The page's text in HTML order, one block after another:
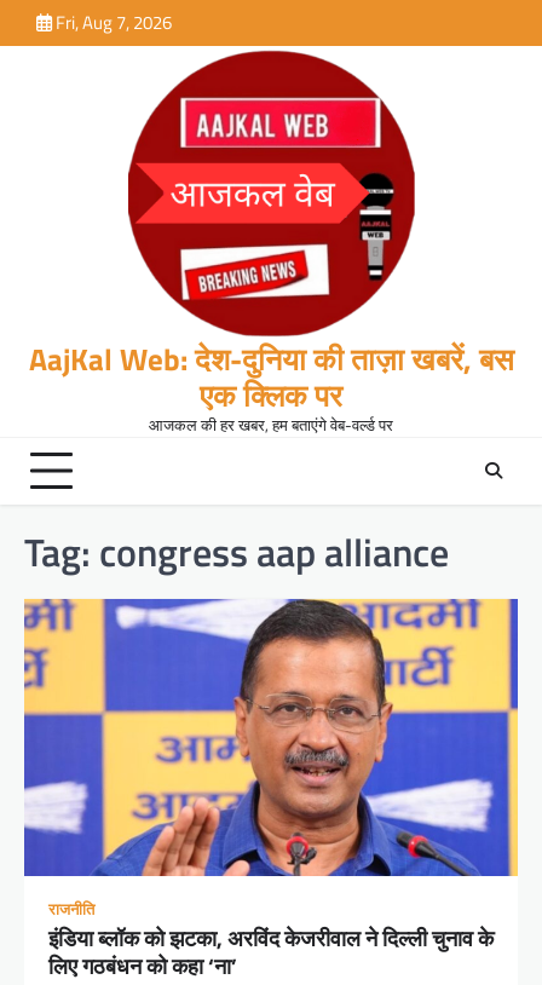
to
Fri, Aug 7, 2026
AajKal Web: देश-दुनिया की ताज़ा खबरें, बस
एक क्लिक पर
आजकल की हर खबर, हम बताएंगे वेब-वर्ल्ड पर
Tag: congress aap alliance
राजनीति
इंडिया ब्लॉक को झटका, अरविंद केजरीवाल ने दिल्ली चुनाव के
लिए गठबंधन को कहा ‘ना’